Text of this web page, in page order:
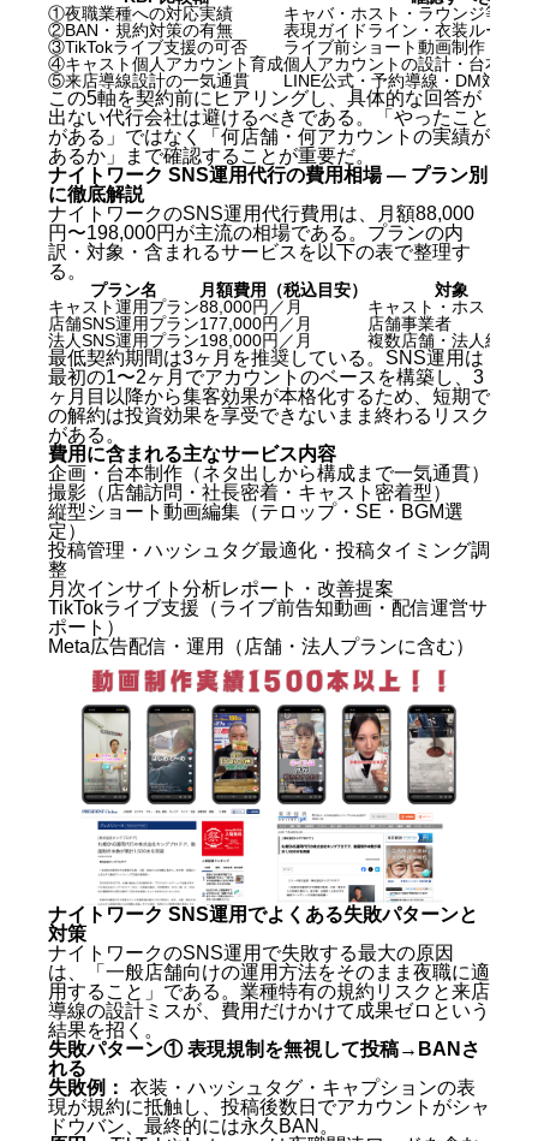
①夜職業種への対応実績
キャバ・ホスト・ラウンジ等の
②BAN・規約対策の有無
表現ガイドライン・衣装ルール
③TikTokライブ支援の可否
ライブ前ショート動画制作・配
④キャスト個人アカウント育成個人アカウントの設計・台本・
⑤来店導線設計の一気通貫
LINE公式・予約導線・DM対応ま
この5軸を契約前にヒアリングし、具体的な回答が
出ない代行会社は避けるべきである。「やったこと
がある」ではなく「何店舗・何アカウントの実績が
あるか」まで確認することが重要だ。
ナイトワーク SNS運用代行の費用相場 — プラン別
に徹底解説
ナイトワークのSNS運用代行費用は、月額88,000
円〜198,000円が主流の相場である。プランの内
訳・対象・含まれるサービスを以下の表で整理す
る。
プラン名 月額費用（税込目安）
対象
キャスト運用プラン88,000円／月 キャスト・ホスト個人
店舗SNS運用プラン177,000円／月 店舗事業者
法人SNS運用プラン198,000円／月 複数店舗・法人経営者
最低契約期間は3ヶ月を推奨している。SNS運用は
最初の1〜2ヶ月でアカウントのベースを構築し、3
ヶ月目以降から集客効果が本格化するため、短期で
の解約は投資効果を享受できないまま終わるリスク
がある。
費用に含まれる主なサービス内容
企画・台本制作（ネタ出しから構成まで一気通貫）
撮影（店舗訪問・社長密着・キャスト密着型）
縦型ショート動画編集（テロップ・SE・BGM選
定）
投稿管理・ハッシュタグ最適化・投稿タイミング調
整
月次インサイト分析レポート・改善提案
TikTokライブ支援（ライブ前告知動画・配信運営サ
ポート）
Meta広告配信・運用（店舗・法人プランに含む）
ナイトワーク SNS運用でよくある失敗パターンと
対策
ナイトワークのSNS運用で失敗する最大の原因
は、「一般店舗向けの運用方法をそのまま夜職に適
用すること」である。業種特有の規約リスクと来店
導線の設計ミスが、費用だけかけて成果ゼロという
結果を招く。
失敗パターン① 表現規制を無視して投稿→BANさ
れる
失敗例： 衣装・ハッシュタグ・キャプションの表
現が規約に抵触し、投稿後数日でアカウントがシャ
ドウバン、最終的には永久BAN。